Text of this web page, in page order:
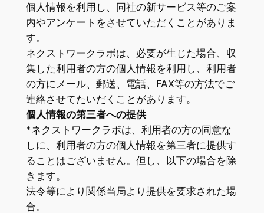
個人情報を利用し、同社の新サービス等のご案
内やアンケートをさせていただくことがありま
す。
ネクストワークラボは、必要が生じた場合、収
集した利用者の方の個人情報を利用し、利用者
の方にメール、郵送、電話、FAX等の方法でご
連絡させてたいだくことがあります。
個人情報の第三者への提供
*ネクストワークラボは、利用者の方の同意な
しに、利用者の方の個人情報を第三者に提供す
ることはございません。但し、以下の場合を除
きます。
法令等により関係当局より提供を要求された場
合。